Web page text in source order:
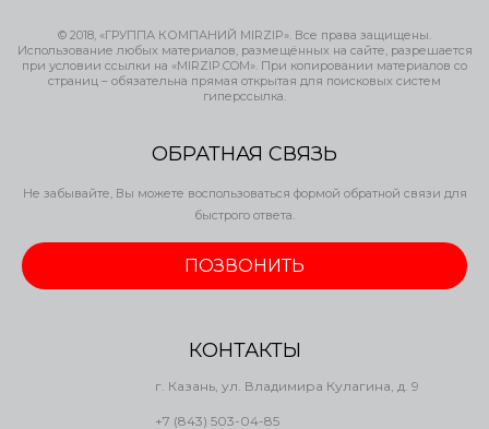
© 2018, «ГРУППА КОМПАНИЙ MIRZIP». Все права защищены.
Использование любых материалов, размещённых на сайте, разрешается
при условии ссылки на «MIRZIP.COM». При копировании материалов со
страниц – обязательна прямая открытая для поисковых систем
гиперссылка.
ОБРАТНАЯ СВЯЗЬ
Не забывайте, Вы можете воспользоваться формой обратной связи для
быстрого ответа.
ПОЗВОНИТЬ
КОНТАКТЫ
г. Казань, ул. Владимира Кулагина, д. 9
+7 (843) 503-04-85